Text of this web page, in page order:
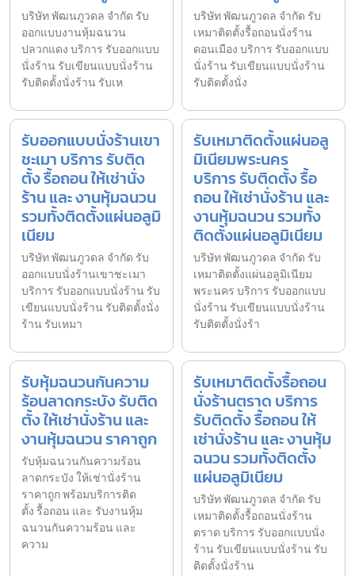
บริษัท พัฒนภูวดล จำกัด รับ
ออกแบบงานหุ้มฉนวน
ปลวกแดง บริการ รับออกแบบ
นั่งร้าน รับเขียนแบบนั่งร้าน
รับติดตั้งนั่งร้าน รับเห
บริษัท พัฒนภูวดล จำกัด รับ
เหมาติดตั้งรื้อถอนนั่งร้าน
ดอนเมือง บริการ รับออกแบบ
นั่งร้าน รับเขียนแบบนั่งร้าน
รับติดตั้งนั่ง
รับออกแบบนั่งร้านเขา
ชะเมา บริการ รับติด
ตั้ง รื้อถอน ให้เช่านั่ง
ร้าน และ งานหุ้มฉนวน
รวมทั้งติดตั้งแผ่นอลูมิ
เนียม
บริษัท พัฒนภูวดล จำกัด รับ
ออกแบบนั่งร้านเขาชะเมา
บริการ รับออกแบบนั่งร้าน รับ
เขียนแบบนั่งร้าน รับติดตั้งนั่ง
ร้าน รับเหมา
รับเหมาติดตั้งแผ่นอลู
มิเนียมพระนคร
บริการ รับติดตั้ง รื้อ
ถอน ให้เช่านั่งร้าน และ
งานหุ้มฉนวน รวมทั้ง
ติดตั้งแผ่นอลูมิเนียม
บริษัท พัฒนภูวดล จำกัด รับ
เหมาติดตั้งแผ่นอลูมิเนียม
พระนคร บริการ รับออกแบบ
นั่งร้าน รับเขียนแบบนั่งร้าน
รับติดตั้งนั่งร้า
รับหุ้มฉนวนกันความ
ร้อนลาดกระบัง รับติด
ตั้ง ให้เช่านั่งร้าน และ
งานหุ้มฉนวน ราคาถูก
รับหุ้มฉนวนกันความร้อน
ลาดกระบัง ให้เช่านั่งร้าน
ราคาถูก พร้อมบริการติด
ตั้ง รื้อถอน และ รับงานหุ้ม
ฉนวนกันความร้อน และ
ความ
รับเหมาติดตั้งรื้อถอน
นั่งร้านตราด บริการ
รับติดตั้ง รื้อถอน ให้
เช่านั่งร้าน และ งานหุ้ม
ฉนวน รวมทั้งติดตั้ง
แผ่นอลูมิเนียม
บริษัท พัฒนภูวดล จำกัด รับ
เหมาติดตั้งรื้อถอนนั่งร้าน
ตราด บริการ รับออกแบบนั่ง
ร้าน รับเขียนแบบนั่งร้าน รับ
ติดตั้งนั่งร้าน